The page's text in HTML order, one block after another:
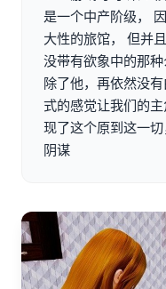
是一个中产阶级，
大性的旅馆， 但并
没带有欲象中的那
除了他，再依然没
式的感觉让我们的
现了这个原到这一
阴谋